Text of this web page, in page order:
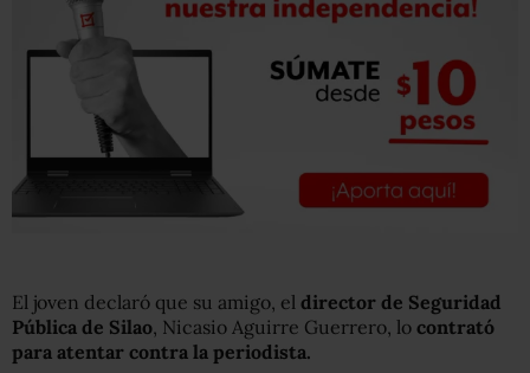
El joven declaró que su amigo, el director de Seguridad
Pública de Silao , Nicasio Aguirre Guerrero, lo contrató
para atentar contra la periodista.